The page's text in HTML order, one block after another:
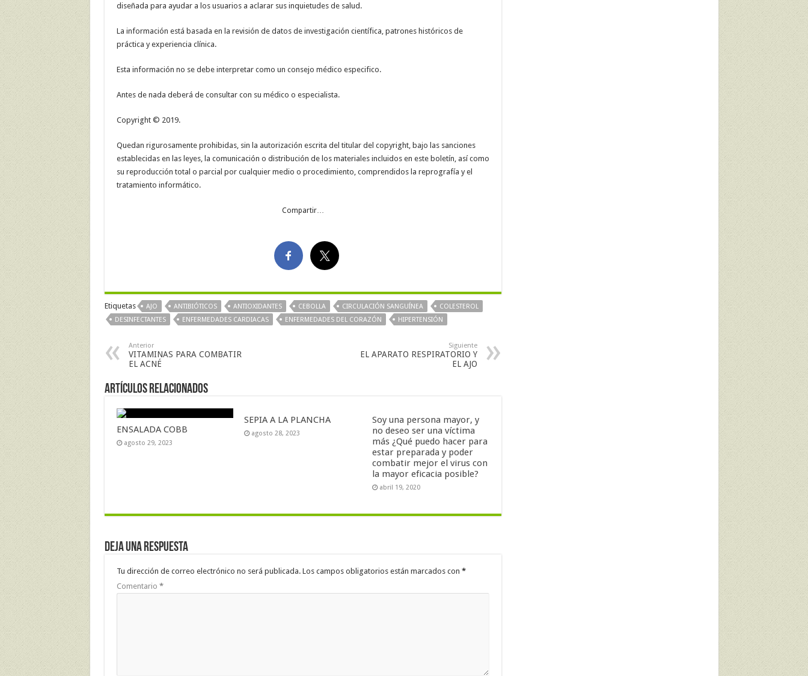
diseñada para ayudar a los usuarios a aclarar sus inquietudes de salud.
La información está basada en la revisión de datos de investigación científica, patrones históricos de
práctica y experiencia clínica.
Esta información no se debe interpretar como un consejo médico especifico.
Antes de nada deberá de consultar con su médico o especialista.
Copyright © 2019.
Quedan rigurosamente prohibidas, sin la autorización escrita del titular del copyright, bajo las sanciones
establecidas en las leyes, la comunicación o distribución de los materiales incluidos en este boletín, así como
su reproducción total o parcial por cualquier medio o procedimiento, comprendidos la reprografía y el
tratamiento informático.
Compartir…
Etiquetas AJO ANTIBIÓTICOS ANTIOXIDANTES CEBOLLA CIRCULACIÓN SANGUÍNEA
COLESTEROL
DESINFECTANTES
ENFERMEDADES CARDIACAS ENFERMEDADES DEL CORAZÓN HIPERTENSIÓN
Anterior
VITAMINAS PARA COMBATIR
EL ACNÉ
Siguiente
EL APARATO RESPIRATORIO Y
EL AJO
Artículos Relacionados
ENSALADA COBB
agosto 29, 2023
SEPIA A LA PLANCHA
agosto 28, 2023
Soy una persona mayor, y
no deseo ser una víctima
más ¿Qué puedo hacer para
estar preparada y poder
combatir mejor el virus con
la mayor eficacia posible?
abril 19, 2020
Deja una respuesta
Tu dirección de correo electrónico no será publicada. Los campos obligatorios están marcados con *
Comentario *